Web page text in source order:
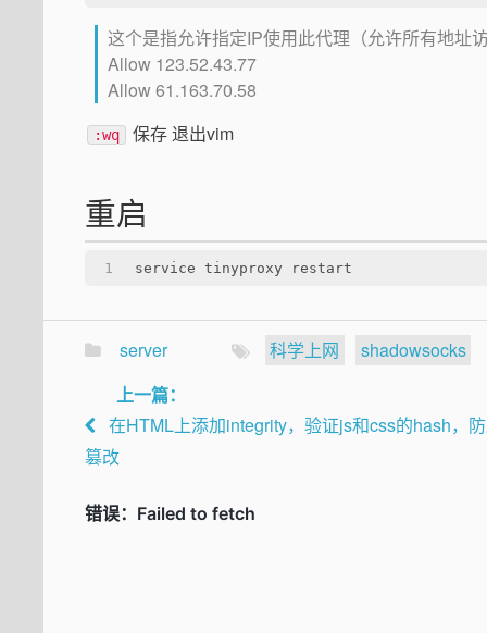
这个是指允许指定IP使用此代理（允许所有地址
Allow 123.52.43.77
Allow 61.163.70.58
:wq 保存 退出vim
重启
1 service tinyproxy restart
server 科学上网
shadowsocks
上一篇：
在HTML上添加integrity，验证js和css的hash，
篡改